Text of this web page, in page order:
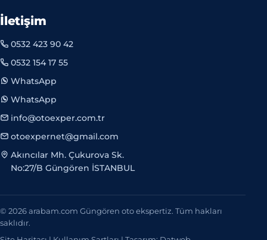
İletişim
0532 423 90 42
0532 154 17 55
WhatsApp
WhatsApp
info@otoexper.com.tr
otoexpernet@gmail.com
Akıncılar Mh. Çukurova Sk.
No:27/B Güngören İSTANBUL
© 2026 arabam.com Güngören oto ekspertiz. Tüm hakları
saklıdır.